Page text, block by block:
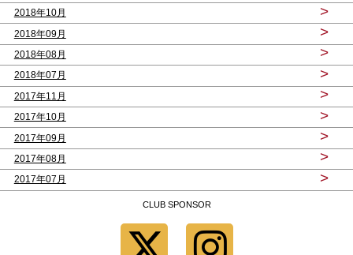
2018年10月 >
2018年09月 >
2018年08月 >
2018年07月 >
2017年11月 >
2017年10月 >
2017年09月 >
2017年08月 >
2017年07月 >
CLUB SPONSOR